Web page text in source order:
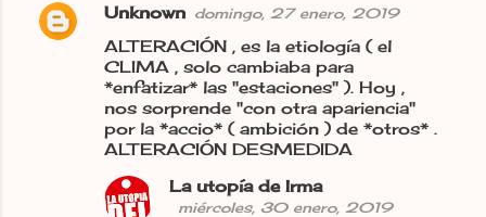
Unknown domingo, 27 enero, 2019
ALTERACIÓN , es la etiología ( el
CLIMA , solo cambiaba para
*enfatizar* las "estaciones" ). Hoy ,
nos sorprende "con otra apariencia"
por la *accio* ( ambición ) de *otros* .
ALTERACIÓN DESMEDIDA
La utopía de Irma
miércoles, 30 enero, 2019